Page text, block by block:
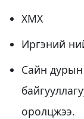
ХМХ
Иргэний
Сайн дурын
оролцжээ.